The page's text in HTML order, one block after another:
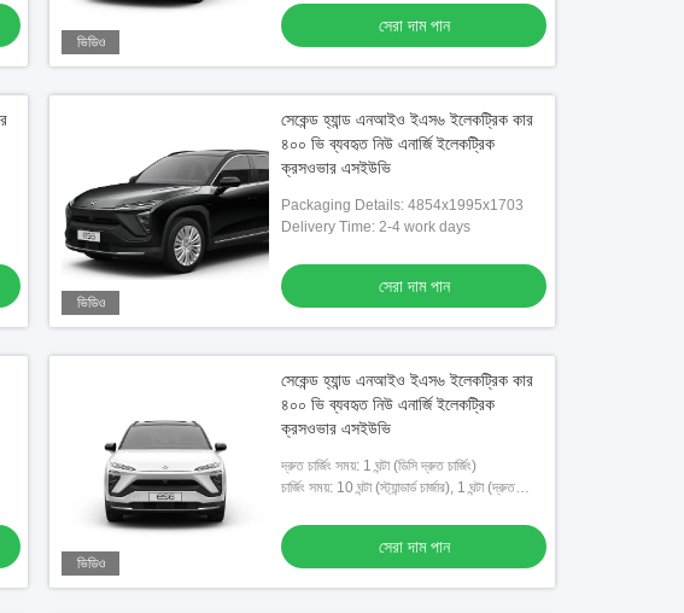
ভিডিও
সেরা দাম পান
ভিডিও
সেকেন্ড হ্যান্ড এনআইও ইএস৬ ইলেকট্রিক কার
৪০০ ভি ব্যবহৃত নিউ এনার্জি ইলেকট্রিক
ক্রসওভার এসইউভি
Packaging Details: 4854x1995x1703
Delivery Time: 2-4 work days
সেরা দাম পান
ভিডিও
সেকেন্ড হ্যান্ড এনআইও ইএস৬ ইলেকট্রিক কার
৪০০ ভি ব্যবহৃত নিউ এনার্জি ইলেকট্রিক
ক্রসওভার এসইউভি
দ্রুত চার্জিং সময়: 1 ঘন্টা (ডিসি দ্রুত চার্জিং)
চার্জিং সময়: 10 ঘন্টা (স্ট্যান্ডার্ড চার্জার), 1 ঘন্টা (দ্রুত
সেরা দাম পান